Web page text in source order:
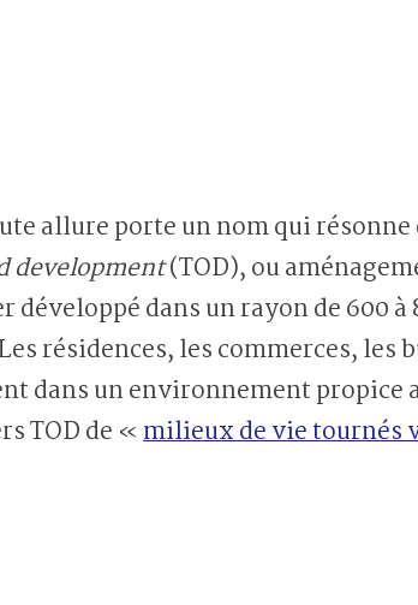
allure porte un nom qui résonne
development(TOD), ou
dans un rayon de 600 à
résidences, les commerces, les
dans un environnement propice
TOD de «milieux de vie tournés